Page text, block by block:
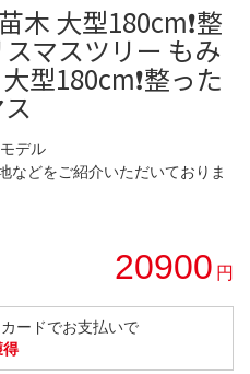
木 大型180cm❗整
スマスツリー もみ
型180cm❗整った
デル
などをご紹介いただいておりま
20900 円
ードでお支払いで
得